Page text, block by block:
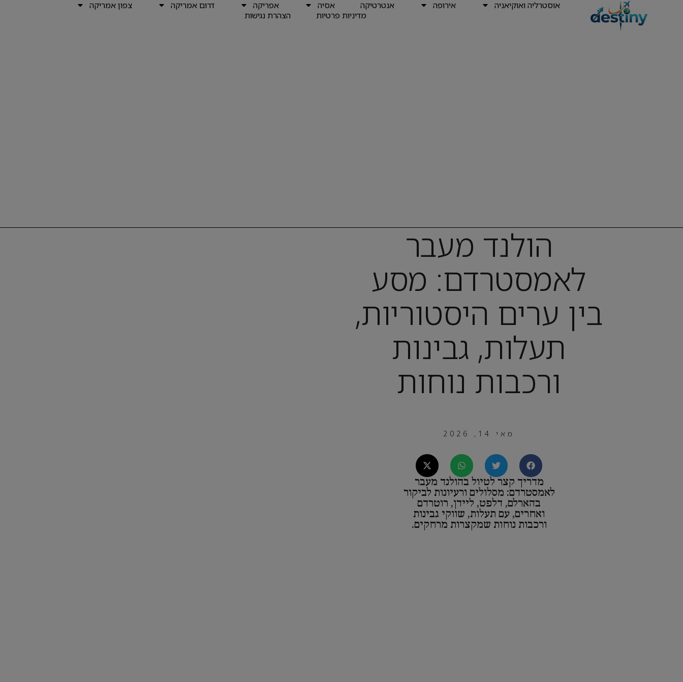
אוסטרליה ואוקיאניה אירופה אנטרטיקה אסיה אפריקה דרום אמריקה
צפון אמריקה
מדיניות פרטיות
הצהרת נגישות
הולנד מעבר
לאמסטרדם: מסע
בין ערים היסטוריות,
תעלות, גבינות
ורכבות נוחות
מאי 14, 2026
מדריך קצר לטיול בהולנד מעבר
לאמסטרדם: מסלולים ורעיונות לביקור
בהארלם, דלפט, ליידן, רוטרדם
ואחרים, עם תעלות, שווקי גבינות
ורכבות נוחות שמקצרות מרחקים.